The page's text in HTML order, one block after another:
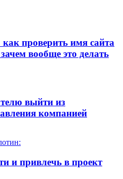
проверить имя сайта
вообще это делать
выйти из
компанией
и привлечь в проект